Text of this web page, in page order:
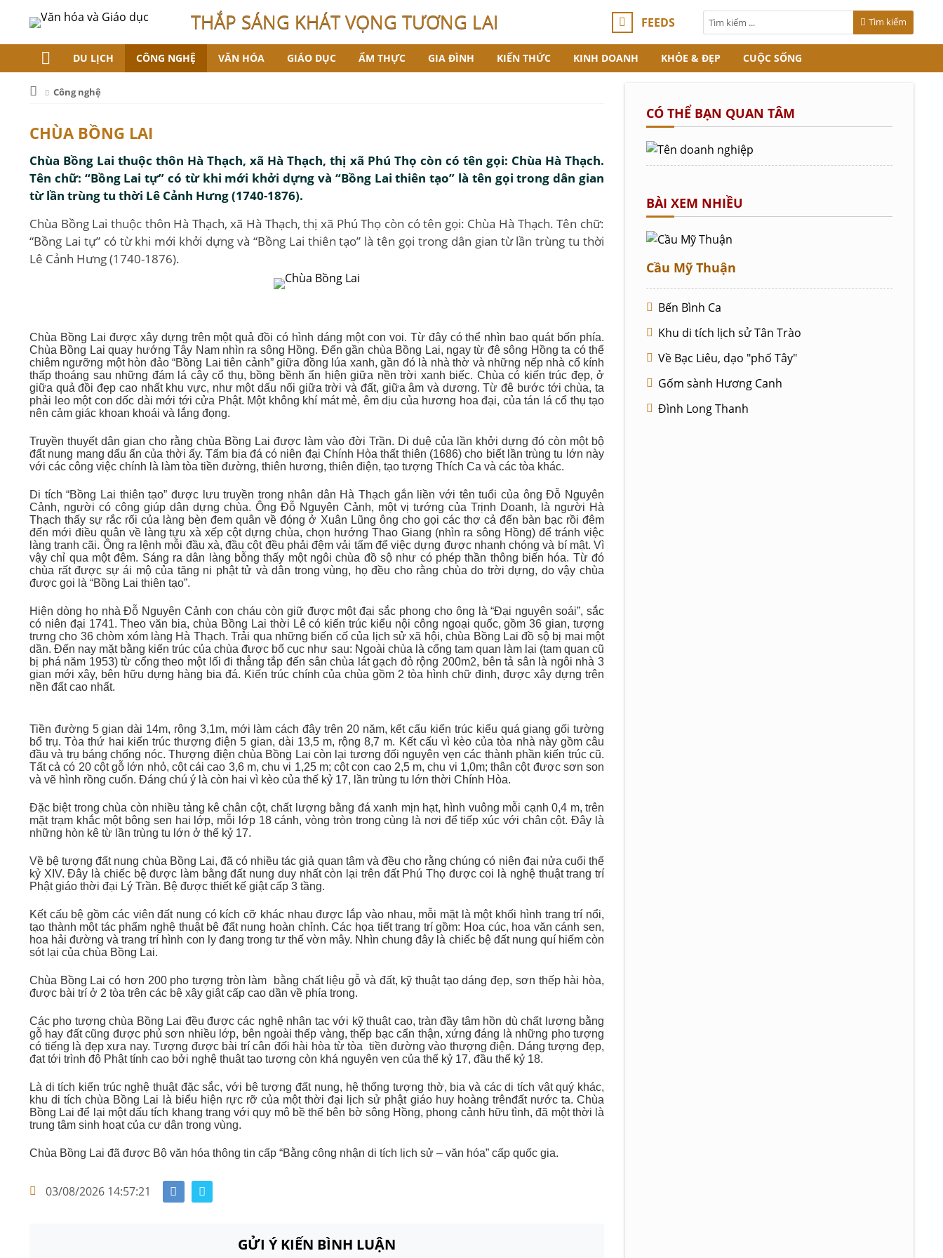
THẮP SÁNG KHÁT VỌNG TƯƠNG LAI FEEDS Tìm kiếm
DU LỊCH CÔNG NGHỆ VĂN HÓA GIÁO DỤC ẨM THỰC GIA ĐÌNH KIẾN THỨC KINH DOANH KHỎE & ĐẸP CUỘC SỐNG
Công nghệ
CHÙA BỒNG LAI
Chùa Bồng Lai thuộc thôn Hà Thạch, xã Hà Thạch, thị xã Phú Thọ còn có tên gọi: Chùa Hà Thạch.
Tên chữ: “Bồng Lai tự” có từ khi mới khởi dựng và “Bồng Lai thiên tạo” là tên gọi trong dân gian
từ lần trùng tu thời Lê Cảnh Hưng (1740-1876).
Chùa Bồng Lai thuộc thôn Hà Thạch, xã Hà Thạch, thị xã Phú Thọ còn có tên gọi: Chùa Hà Thạch. Tên chữ:
“Bồng Lai tự” có từ khi mới khởi dựng và “Bồng Lai thiên tạo” là tên gọi trong dân gian từ lần trùng tu thời
Lê Cảnh Hưng (1740-1876).
Chùa Bồng Lai được xây dựng trên một quả đồi có hình dáng một con voi. Từ đây có thể nhìn bao quát bốn phía.
Chùa Bồng Lai quay hướng Tây Nam nhìn ra sông Hồng. Đến gần chùa Bồng Lai, ngay từ đê sông Hồng ta có thể
chiêm ngưỡng một hòn đảo “Bồng Lai tiên cảnh” giữa đồng lúa xanh, gần đó là nhà thờ và những nếp nhà cổ kính
thấp thoáng sau những đám lá cây cổ thụ, bồng bềnh ẩn hiện giữa nền trời xanh biếc. Chùa có kiến trúc đẹp, ở
giữa quả đồi đẹp cao nhất khu vực, như một dấu nối giữa trời và đất, giữa âm và dương. Từ đê bước tới chùa, ta
phải leo một con dốc dài mới tới cửa Phật. Một không khí mát mẻ, êm dịu của hương hoa đại, của tán lá cổ thụ tạo
nên cảm giác khoan khoái và lắng đọng.
Truyền thuyết dân gian cho rằng chùa Bồng Lai được làm vào đời Trần. Di duệ của lần khởi dựng đó còn một bộ
đất nung mang dấu ấn của thời ấy. Tấm bia đá có niên đại Chính Hòa thất thiên (1686) cho biết lần trùng tu lớn này
với các công việc chính là làm tòa tiền đường, thiên hương, thiên điện, tạo tượng Thích Ca và các tòa khác.
Di tích “Bồng Lai thiên tạo” được lưu truyền trong nhân dân Hà Thạch gắn liền với tên tuổi của ông Đỗ Nguyên
Cảnh, người có công giúp dân dựng chùa. Ông Đỗ Nguyên Cảnh, một vị tướng của Trịnh Doanh, là người Hà
Thạch thấy sự rắc rối của làng bèn đem quân về đóng ở Xuân Lũng ông cho gọi các thợ cả đến bàn bạc rồi đêm
đến mới điều quân về làng tựu xà xếp cột dựng chùa, chọn hướng Thao Giang (nhìn ra sông Hồng) để tránh việc
làng tranh cãi. Ông ra lệnh mỗi đầu xà, đầu cột đều phải đệm vải tấm để việc dựng được nhanh chóng và bí mật. Vì
vậy chỉ qua một đêm. Sáng ra dân làng bỗng thấy một ngôi chùa đồ sộ như có phép thần thông biến hóa. Từ đó
chùa rất được sự ái mộ của tăng ni phật tử và dân trong vùng, họ đều cho rằng chùa do trời dựng, do vậy chùa
được gọi là “Bồng Lai thiên tạo”.
Hiện dòng họ nhà Đỗ Nguyên Cảnh con cháu còn giữ được một đại sắc phong cho ông là “Đại nguyên soái”, sắc
có niên đại 1741. Theo văn bia, chùa Bồng Lai thời Lê có kiến trúc kiểu nội công ngoại quốc, gồm 36 gian, tượng
trưng cho 36 chòm xóm làng Hà Thạch. Trải qua những biến cố của lịch sử xã hội, chùa Bồng Lai đồ sộ bị mai một
dần. Đến nay mặt bằng kiến trúc của chùa được bố cục như sau: Ngoài chùa là cổng tam quan làm lại (tam quan cũ
bị phá năm 1953) từ cổng theo một lối đi thẳng tắp đến sân chùa lát gạch đỏ rộng 200m2, bên tả sân là ngôi nhà 3
gian mới xây, bên hữu dựng hàng bia đá. Kiến trúc chính của chùa gồm 2 tòa hình chữ đinh, được xây dựng trên
nền đất cao nhất.
Tiền đường 5 gian dài 14m, rộng 3,1m, mới làm cách đây trên 20 năm, kết cấu kiến trúc kiểu quá giang gối tường
bổ trụ. Tòa thứ hai kiến trúc thượng điện 5 gian, dài 13,5 m, rộng 8,7 m. Kết cấu vì kèo của tòa nhà này gồm câu
đầu và trụ báng chống nóc. Thượng điện chùa Bồng Lai còn lại tương đối nguyên vẹn các thành phần kiến trúc cũ.
Tất cả có 20 cột gỗ lớn nhỏ, cột cái cao 3,6 m, chu vi 1,25 m; cột con cao 2,5 m, chu vi 1,0m; thân cột được sơn son
và vẽ hình rồng cuốn. Đáng chú ý là còn hai vì kèo của thế kỷ 17, lần trùng tu lớn thời Chính Hòa.
Đặc biệt trong chùa còn nhiều tảng kê chân cột, chất lượng bằng đá xanh mịn hạt, hình vuông mỗi cạnh 0,4 m, trên
mặt trạm khắc một bông sen hai lớp, mỗi lớp 18 cánh, vòng tròn trong cùng là nơi để tiếp xúc với chân cột. Đây là
những hòn kê từ lần trùng tu lớn ở thế kỷ 17.
Về bệ tượng đất nung chùa Bồng Lai, đã có nhiều tác giả quan tâm và đều cho rằng chúng có niên đại nửa cuối thế
kỷ XIV. Đây là chiếc bệ được làm bằng đất nung duy nhất còn lại trên đất Phú Thọ được coi là nghệ thuật trang trí
Phật giáo thời đại Lý Trần. Bệ được thiết kế giật cấp 3 tầng.
Kết cấu bệ gồm các viên đất nung có kích cỡ khác nhau được lắp vào nhau, mỗi mặt là một khối hình trang trí nổi,
tạo thành một tác phẩm nghệ thuật bệ đất nung hoàn chỉnh. Các họa tiết trang trí gồm: Hoa cúc, hoa văn cánh sen,
hoa hải đường và trang trí hình con ly đang trong tư thế vờn mây. Nhìn chung đây là chiếc bệ đất nung quí hiếm còn
sót lại của chùa Bồng Lai.
Chùa Bồng Lai có hơn 200 pho tượng tròn làm bằng chất liệu gỗ và đất, kỹ thuật tạo dáng đẹp, sơn thếp hài hòa,
được bài trí ở 2 tòa trên các bệ xây giật cấp cao dần về phía trong.
Các pho tượng chùa Bồng Lai đều được các nghệ nhân tạc với kỹ thuật cao, tràn đầy tâm hồn dù chất lượng bằng
gỗ hay đất cũng được phủ sơn nhiều lớp, bên ngoài thếp vàng, thếp bạc cẩn thận, xứng đáng là những pho tượng
có tiếng là đẹp xưa nay. Tượng được bài trí cân đối hài hòa từ tòa tiền đường vào thượng điện. Dáng tượng đẹp,
đạt tới trình độ Phật tính cao bởi nghệ thuật tạo tượng còn khá nguyên vẹn của thế kỷ 17, đầu thế kỷ 18.
Là di tích kiến trúc nghệ thuật đặc sắc, với bệ tượng đất nung, hệ thống tượng thờ, bia và các di tích vật quý khác,
khu di tích chùa Bồng Lai là biểu hiện rực rỡ của một thời đại lịch sử phật giáo huy hoàng trênđất nước ta. Chùa
Bồng Lai để lại một dấu tích khang trang với quy mô bề thế bên bờ sông Hồng, phong cảnh hữu tình, đã một thời là
trung tâm sinh hoạt của cư dân trong vùng.
Chùa Bồng Lai đã được Bộ văn hóa thông tin cấp “Bằng công nhận di tích lịch sử – văn hóa” cấp quốc gia.
03/08/2026 14:57:21
GỬI Ý KIẾN BÌNH LUẬN
CÓ THỂ BẠN QUAN TÂM
BÀI XEM NHIỀU
Cầu Mỹ Thuận
Bến Bình Ca
Khu di tích lịch sử Tân Trào
Về Bạc Liêu, dạo "phố Tây"
Gốm sành Hương Canh
Đình Long Thanh